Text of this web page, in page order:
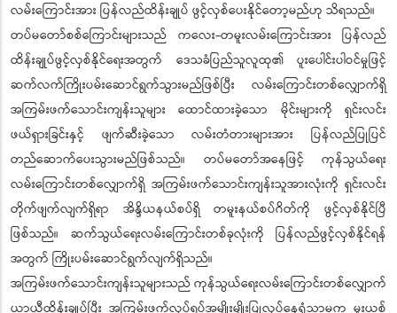
လမ်းကြောင်းအား ပြန်လည်ထိန်းချုပ် ဖွင့်လှစ်ပေးနိုင်တော့မည်ဟု သိရသည်။
တပ်မတော်စစ်ကြောင်းများသည် ကလေး-တမူးလမ်းကြောင်းအား ပြန်လည်
ထိန်းချုပ်ဖွင့်လှစ်နိုင်ရေးအတွက် ဒေသခံပြည်သူလူထု၏ ပူးပေါင်းပါဝင်မှုဖြင့်
ဆက်လက်ကြိုးပမ်းဆောင်ရွက်သွားမည်ဖြစ်ပြီး လမ်းကြောင်းတစ်လျှောက်ရှိ
အကြမ်းဖက်သောင်းကျန်းသူများ ထောင်ထားခဲ့သော မိုင်းများကို ရှင်းလင်း
ဖယ်ရှားခြင်းနှင့် ဖျက်ဆီးခဲ့သော လမ်းတံတားများအား ပြန်လည်ပြုပြင်
တည်ဆောက်ပေးသွားမည်ဖြစ်သည်။ တပ်မတော်အနေဖြင့် ကုန်သွယ်ရေး
လမ်းကြောင်းတစ်လျှောက်ရှိ အကြမ်းဖက်သောင်းကျန်းသူအားလုံးကို ရှင်းလင်း
တိုက်ဖျက်လျက်ရှိရာ အိန္ဒိယနယ်စပ်ရှိ တမူးနယ်စပ်ဂိတ်ကို ဖွင့်လှစ်နိုင်ပြီ
ဖြစ်သည်။ ဆက်သွယ်ရေးလမ်းကြောင်းတစ်ခုလုံးကို ပြန်လည်ဖွင့်လှစ်နိုင်ရန်
အတွက် ကြိုးပမ်းဆောင်ရွက်လျက်ရှိသည်။
အကြမ်းဖက်သောင်းကျန်းသူများသည် ကုန်သွယ်ရေးလမ်းကြောင်းတစ်လျှောက်
ယာယီထိန်းချုပ်ပြီး အကြမ်းဖက်လုပ်ရပ်အမျိုးမျိုးပြုလုပ်နေရုံသာမက မူးယစ်